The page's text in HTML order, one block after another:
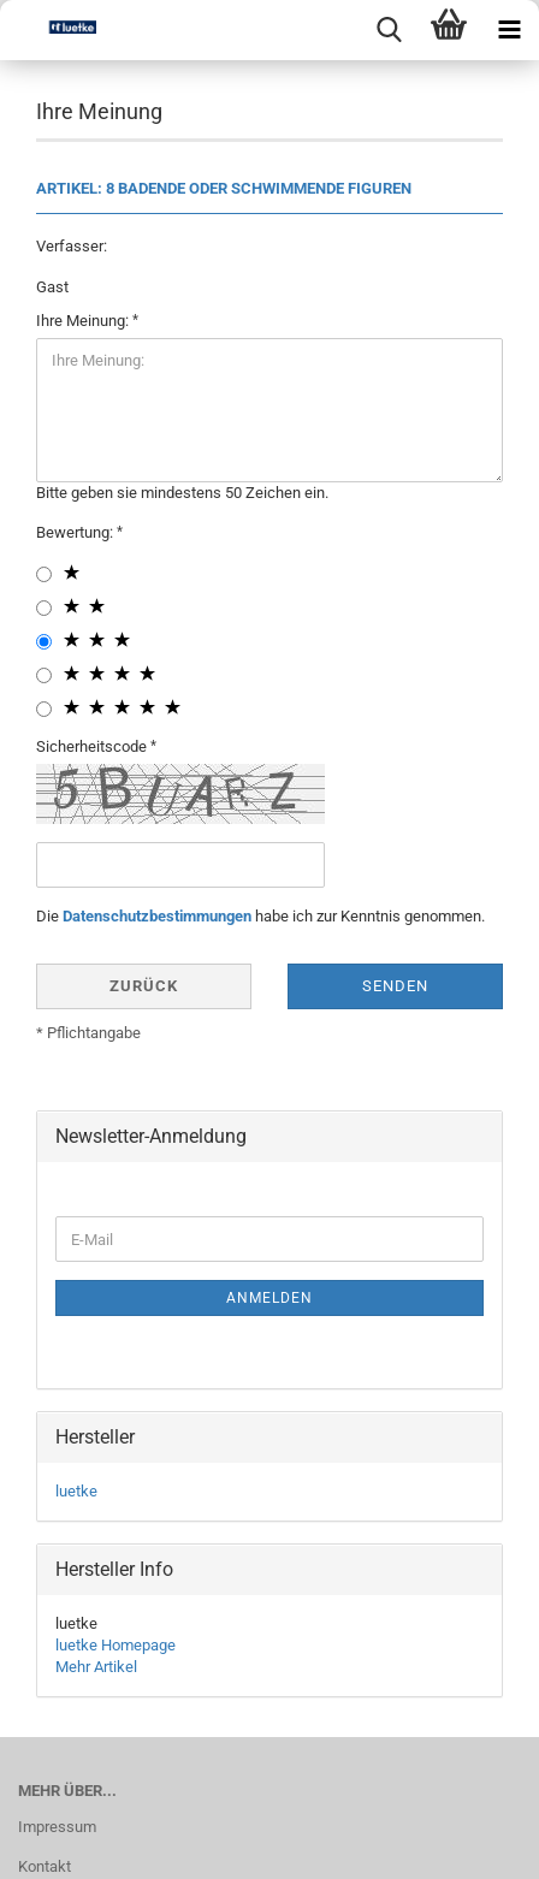
Ihre Meinung
ARTIKEL: 8 BADENDE ODER SCHWIMMENDE FIGUREN
Verfasser:
Gast
Ihre Meinung:
Bitte geben sie mindestens 50 Zeichen ein.
Bewertung:
Sicherheitscode
Die Datenschutzbestimmungen habe ich zur Kenntnis genommen.
ZURÜCK SENDEN
* Pflichtangabe
Newsletter-Anmeldung
ZUR
E-
Mail
ANMELDEN
Hersteller
luetke
Hersteller Info
luetke
luetke Homepage
Mehr Artikel
MEHR ÜBER...
Impressum
Kontakt